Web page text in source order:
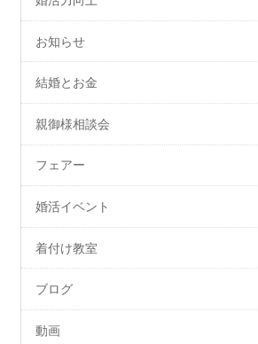
お知らせ
結婚とお金
親御様相談会
フェアー
婚活イベント
着付け教室
ブログ
動画